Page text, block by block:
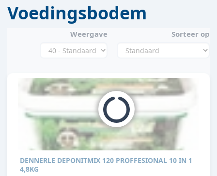
Voedingsbodem
Weergave Sorteer op
DENNERLE DEPONITMIX 120 PROFFESIONAL 10 IN 1
4,8KG